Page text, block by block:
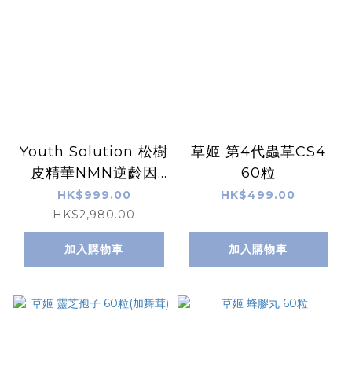
Youth Solution 松樹
皮精華NMN逆齡因
33000 (60粒)
HK$999.00
HK$2,980.00
加入購物車
草姬 第4代蟲草CS4
60粒
HK$499.00
加入購物車